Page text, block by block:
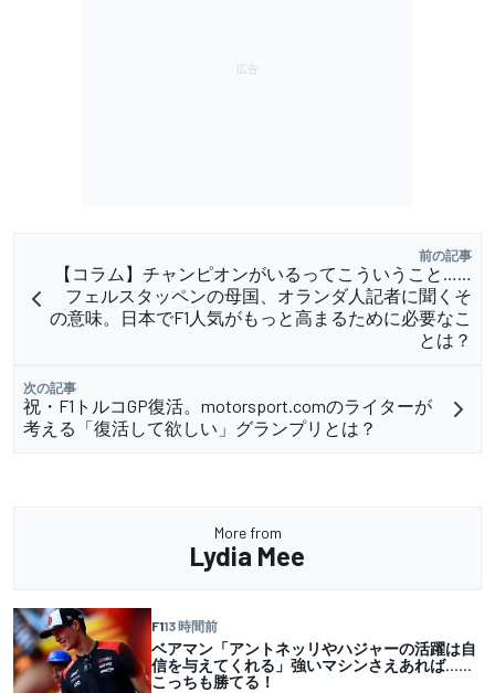
前の記事
【コラム】チャンピオンがいるってこういうこと……
フェルスタッペンの母国、オランダ人記者に聞くそ
の意味。日本でF1人気がもっと高まるために必要なこ
とは？
次の記事
祝・F1トルコGP復活。motorsport.comのライターが
考える「復活して欲しい」グランプリとは？
More from
Lydia Mee
F113 時間前
ベアマン「アントネッリやハジャーの活躍は自
信を与えてくれる」強いマシンさえあれば……
こっちも勝てる！